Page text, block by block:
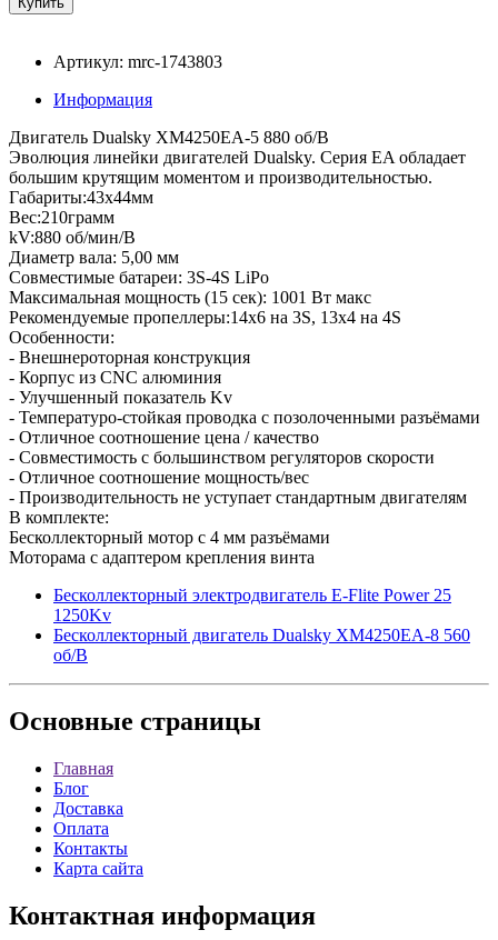
Артикул: mrc-1743803
Информация
Двигатель Dualsky XM4250EA-5 880 об/В
Эволюция линейки двигателей Dualsky. Серия EA обладает
большим крутящим моментом и производительностью.
Габариты:43x44мм
Вес:210грамм
kV:880 об/мин/В
Диаметр вала: 5,00 мм
Совместимые батареи: 3S-4S LiPo
Максимальная мощность (15 сек): 1001 Вт макс
Рекомендуемые пропеллеры:14х6 на 3S, 13х4 на 4S
Особенности:
- Внешнероторная конструкция
- Корпус из CNC алюминия
- Улучшенный показатель Kv
- Температуро-стойкая проводка с позолоченными разъёмами
- Отличное соотношение цена / качество
- Совместимость с большинством регуляторов скорости
- Отличное соотношение мощность/вес
- Производительность не уступает стандартным двигателям
В комплекте:
Бесколлекторный мотор с 4 мм разъёмами
Моторама с адаптером крепления винта
Бесколлекторный электродвигатель E-Flite Power 25
1250Kv
Бесколлекторный двигатель Dualsky XM4250EA-8 560
об/В
Основные страницы
Главная
Блог
Доставка
Оплата
Контакты
Карта сайта
Контактная информация